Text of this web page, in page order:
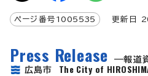
ページ番号 1005535 更新日
Press Release
報道
広島市 The City of